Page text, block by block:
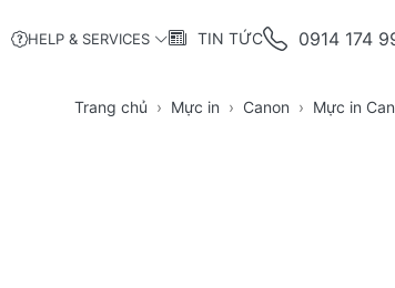
HELP & SERVICES TIN TỨC 0914 174
Trang chủ Mực in Canon Mực in